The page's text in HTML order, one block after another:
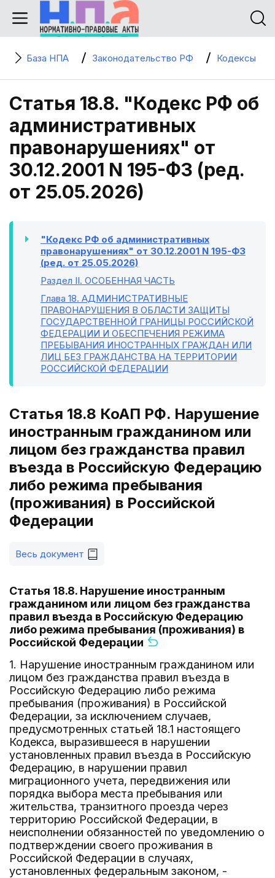
База НПА Законодательство РФ Кодексы
Статья 18.8. "Кодекс РФ об
административных
правонарушениях" от
30.12.2001 N 195-ФЗ (ред.
от 25.05.2026)
"Кодекс РФ об административных
правонарушениях" от 30.12.2001 N 195-ФЗ
(ред. от 25.05.2026)
Раздел II. ОСОБЕННАЯ ЧАСТЬ
Глава 18. АДМИНИСТРАТИВНЫЕ
ПРАВОНАРУШЕНИЯ В ОБЛАСТИ ЗАЩИТЫ
ГОСУДАРСТВЕННОЙ ГРАНИЦЫ РОССИЙСКОЙ
ФЕДЕРАЦИИ И ОБЕСПЕЧЕНИЯ РЕЖИМА
ПРЕБЫВАНИЯ ИНОСТРАННЫХ ГРАЖДАН ИЛИ
ЛИЦ БЕЗ ГРАЖДАНСТВА НА ТЕРРИТОРИИ
РОССИЙСКОЙ ФЕДЕРАЦИИ
Статья 18.8 КоАП РФ. Нарушение
иностранным гражданином или
лицом без гражданства правил
въезда в Российскую Федерацию
либо режима пребывания
(проживания) в Российской
Федерации
Весь документ
Статья 18.8. Нарушение иностранным
гражданином или лицом без гражданства
правил въезда в Российскую Федерацию
либо режима пребывания (проживания) в
Российской Федерации
1. Нарушение иностранным гражданином или
лицом без гражданства правил въезда в
Российскую Федерацию либо режима
пребывания (проживания) в Российской
Федерации, за исключением случаев,
предусмотренных статьей 18.1 настоящего
Кодекса, выразившееся в нарушении
установленных правил въезда в Российскую
Федерацию, в нарушении правил
миграционного учета, передвижения или
порядка выбора места пребывания или
жительства, транзитного проезда через
территорию Российской Федерации, в
неисполнении обязанностей по уведомлению о
подтверждении своего проживания в
Российской Федерации в случаях,
установленных федеральным законом, -